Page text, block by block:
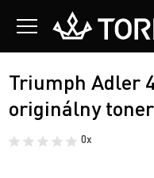
Triumph Adler
originálny
0x